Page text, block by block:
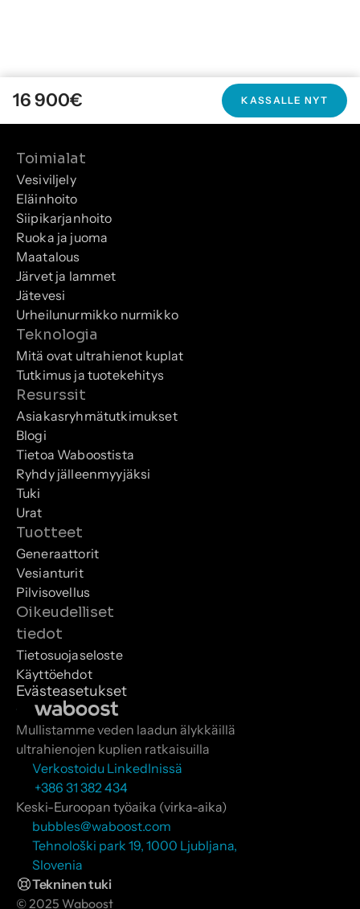
16 900€ KASSALLE NYT
Mullistamme veden laadun älykkäillä
ultrahienojen kuplien ratkaisuilla
Verkostoidu LinkedInissä
+386 31 382 434
Keski-Euroopan työaika (virka-aika)
bubbles@waboost.com
Tehnološki park 19, 1000 Ljubljana,
Slovenia
Tekninen tuki
© 2025 Waboost
Toimialat
Vesiviljely
Eläinhoito
Siipikarjanhoito
Ruoka ja juoma
Maatalous
Järvet ja lammet
Jätevesi
Urheilunurmikko nurmikko
Teknologia
Mitä ovat ultrahienot kuplat
Tutkimus ja tuotekehitys
Resurssit
Asiakasryhmätutkimukset
Blogi
Tietoa Waboostista
Ryhdy jälleenmyyjäksi
Tuki
Urat
Tuotteet
Generaattorit
Vesianturit
Pilvisovellus
Oikeudelliset
tiedot
Tietosuojaseloste
Käyttöehdot
Evästeasetukset